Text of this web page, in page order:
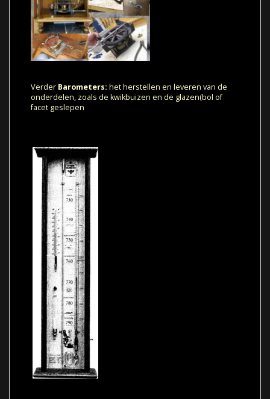
Verder Barometers: het herstellen en leveren van de
onderdelen, zoals de kwikbuizen en de glazen(bol of
facet geslepen